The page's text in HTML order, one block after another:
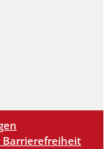
Barrierefreiheit